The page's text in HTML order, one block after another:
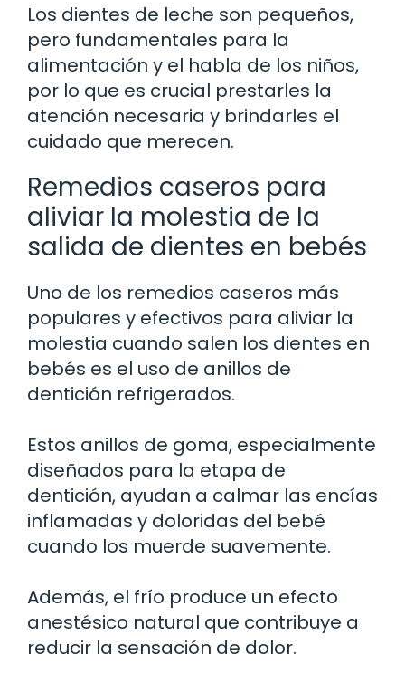
Los dientes de leche son pequeños,
pero fundamentales para la
alimentación y el habla de los niños,
por lo que es crucial prestarles la
atención necesaria y brindarles el
cuidado que merecen.
Remedios caseros para
aliviar la molestia de la
salida de dientes en bebés
Uno de los remedios caseros más
populares y efectivos para aliviar la
molestia cuando salen los dientes en
bebés es el uso de anillos de
dentición refrigerados.
Estos anillos de goma, especialmente
diseñados para la etapa de
dentición, ayudan a calmar las encías
inflamadas y doloridas del bebé
cuando los muerde suavemente.
Además, el frío produce un efecto
anestésico natural que contribuye a
reducir la sensación de dolor.